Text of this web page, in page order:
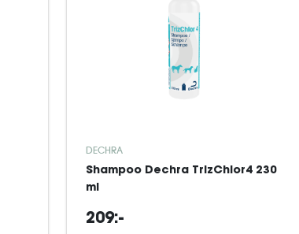
DECHRA
Shampoo Dechra TrizChlor4 230
ml
209:-